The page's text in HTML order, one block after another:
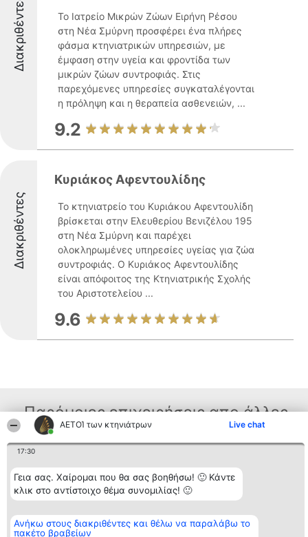
ΑΕΤΟΊ των κτηνιάτρων Live chat
17:30
Γεια σας. Χαίρομαι που θα σας βοηθήσω! 🙂 Κάντε
κλικ στο αντίστοιχο θέμα συνομιλίας! 🙂
Ανήκω στους διακριθέντες και θέλω να παραλάβω το
πακέτο βραβείων
Διακριθέντες
Το Ιατρείο Μικρών Ζώων Ειρήνη Ρέσου
στη Νέα Σμύρνη προσφέρει ένα πλήρες
φάσμα κτηνιατρικών υπηρεσιών, με
έμφαση στην υγεία και φροντίδα των
μικρών ζώων συντροφιάς. Στις
παρεχόμενες υπηρεσίες συγκαταλέγονται
η πρόληψη και η θεραπεία ασθενειών, ...
9.2
Διακριθέντες
Κυριάκος Αφεντουλίδης
Το κτηνιατρείο του Κυριάκου Αφεντουλίδη
βρίσκεται στην Ελευθερίου Βενιζέλου 195
στη Νέα Σμύρνη και παρέχει
ολοκληρωμένες υπηρεσίες υγείας για ζώα
συντροφιάς. Ο Κυριάκος Αφεντουλίδης
είναι απόφοιτος της Κτηνιατρικής Σχολής
του Αριστοτελείου ...
9.6
Παρόμοιες επιχειρήσεις απο άλλες
περιοχές
Διοργανωτής της
κατάταξης
BEAUTIFUL COMPANY
ΤΗΛ. ΕΠΙΚΟΙΝΩΝΙΑΣ:
2104128019
Κατάταξη
Διακριθέντες
Λίστα όλων
διακριθέντων
Επικοινωνία